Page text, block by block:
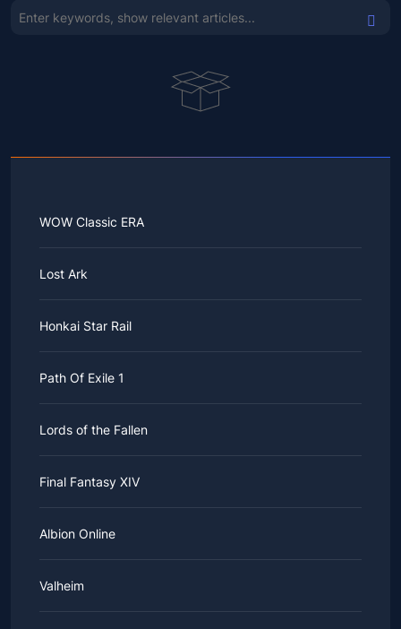
WOW Classic ERA
Lost Ark
Honkai Star Rail
Path Of Exile 1
Lords of the Fallen
Final Fantasy XIV
Albion Online
Valheim